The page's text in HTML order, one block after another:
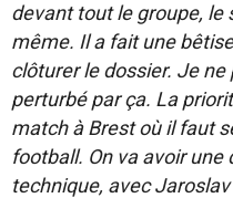
devant tout le groupe,
même. Il a fait une
clôturer le dossier. Je
perturbé par ça. La
match à Brest où il faut
football. On va avoir
technique, avec